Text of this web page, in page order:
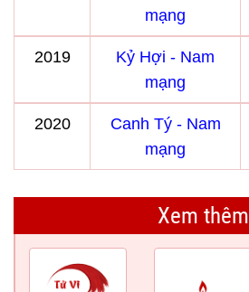
mạng
2019
Kỷ Hợi - Nam
mạng
2020
Canh Tý - Nam
mạng
Xem thêm